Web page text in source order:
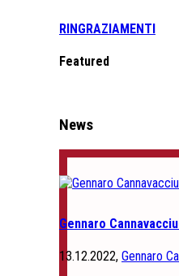
RINGRAZIAMENTI
Featured
News
Gennaro
13.12.2022, Gennaro